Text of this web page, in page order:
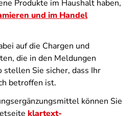
Produkte im Haushalt haben,
und im Handel
auf die Chargen und
die in den Meldungen
stellen Sie sicher, dass Ihr
betroffen ist.
können Sie
klartext-